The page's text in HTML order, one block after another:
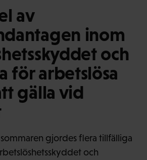
av
inom
och
för arbetslösa
gälla vid
gjordes flera tillfälliga
och